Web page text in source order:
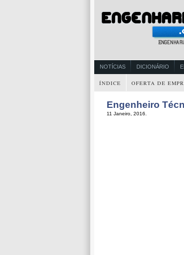
NOTÍCIAS DICIONÁRIO
ÍNDICE OFERTA DE
Engenheiro
11 Janeiro, 2016.